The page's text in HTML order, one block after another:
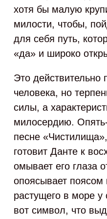
хотя бы малую
милости, чтобы,
для себя путь,
«да» и широко
Это действительно
человека, но
силы, а
милосердию.
песне
готовит Данте к
омывает его глаза
опоясывает поясом
растущего в море у
вот символ, что